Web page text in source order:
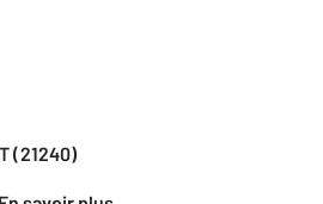
(21240)